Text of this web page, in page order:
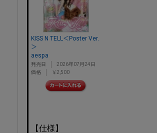
KISS N TELL＜Poster Ver.
＞
aespa
発売日
2026年07月24日
価格
￥2,500
【仕様】